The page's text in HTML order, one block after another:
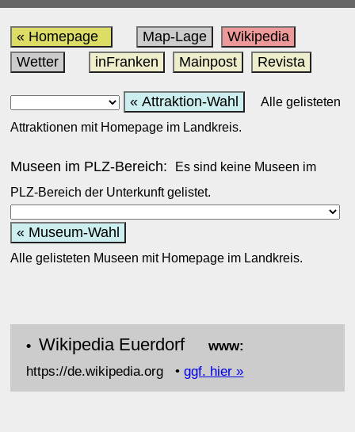
« Homepage Map-Lage
Wikipedia
Wetter
inFranken Mainpost Revista
« Attraktion-Wahl
Alle gelisteten
Attraktionen mit Homepage im Landkreis.
Museen im PLZ-Bereich: Es sind keine Museen im
PLZ-Bereich der Unterkunft gelistet.
« Museum-Wahl
Alle gelisteten Museen mit Homepage im Landkreis.
• Wikipedia Euerdorfwww:
https://de.wikipedia.org •ggf. hier »